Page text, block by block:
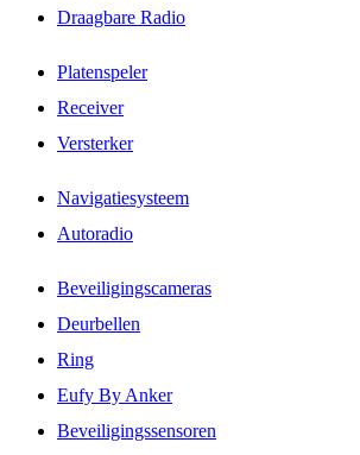
Draagbare Radio
Platenspeler
Receiver
Versterker
Navigatiesysteem
Autoradio
Beveiligingscameras
Deurbellen
Ring
Eufy By Anker
Beveiligingssensoren